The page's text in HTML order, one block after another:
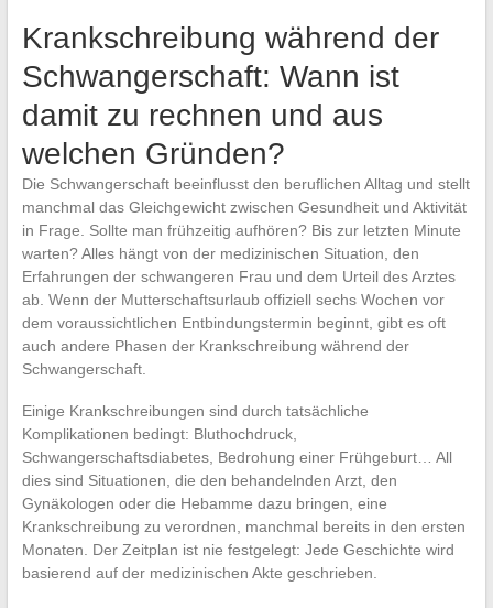
Krankschreibung während der
Schwangerschaft: Wann ist
damit zu rechnen und aus
welchen Gründen?
Die Schwangerschaft beeinflusst den beruflichen Alltag und stellt
manchmal das Gleichgewicht zwischen Gesundheit und Aktivität
in Frage. Sollte man frühzeitig aufhören? Bis zur letzten Minute
warten? Alles hängt von der medizinischen Situation, den
Erfahrungen der schwangeren Frau und dem Urteil des Arztes
ab. Wenn der Mutterschaftsurlaub offiziell sechs Wochen vor
dem voraussichtlichen Entbindungstermin beginnt, gibt es oft
auch andere Phasen der Krankschreibung während der
Schwangerschaft.
Einige Krankschreibungen sind durch tatsächliche
Komplikationen bedingt: Bluthochdruck,
Schwangerschaftsdiabetes, Bedrohung einer Frühgeburt… All
dies sind Situationen, die den behandelnden Arzt, den
Gynäkologen oder die Hebamme dazu bringen, eine
Krankschreibung zu verordnen, manchmal bereits in den ersten
Monaten. Der Zeitplan ist nie festgelegt: Jede Geschichte wird
basierend auf der medizinischen Akte geschrieben.